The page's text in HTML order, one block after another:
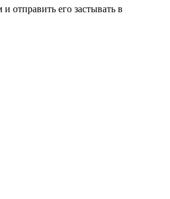
отправить его застывать в